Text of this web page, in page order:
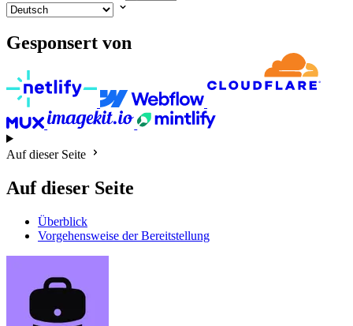
Gesponsert von
Auf dieser Seite
Auf dieser Seite
Überblick
Vorgehensweise der Bereitstellung